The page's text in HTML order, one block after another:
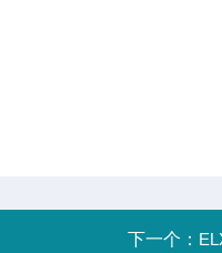
下一个：